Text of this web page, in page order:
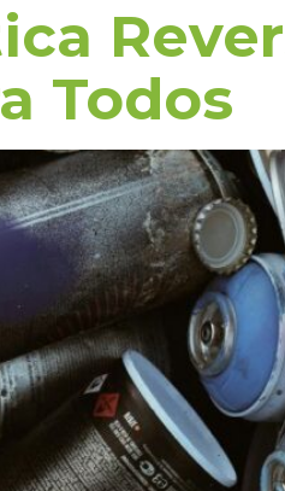
Todos